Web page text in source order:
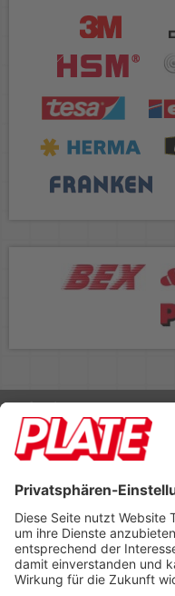
Rufen Sie uns an 04298 401-0
Lieferbedingungen
Footer anzeigen
PLATE Büromaterial
Hilligenwarf 5